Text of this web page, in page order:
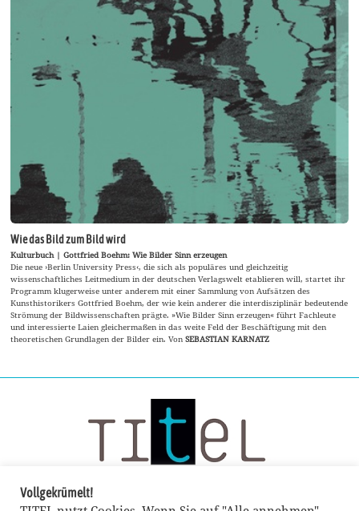
Wie das Bild zum Bild wird
Kulturbuch | Gottfried Boehm: Wie Bilder Sinn erzeugen
Die neue ›Berlin University Press‹, die sich als populäres und gleichzeitig
wissenschaftliches Leitmedium in der deutschen Verlagswelt etablieren will, startet ihr
Programm klugerweise unter anderem mit einer Sammlung von Aufsätzen des
Kunsthistorikers Gottfried Boehm, der wie kein anderer die interdisziplinär bedeutende
Strömung der Bildwissenschaften prägte. »Wie Bilder Sinn erzeugen« führt Fachleute
und interessierte Laien gleichermaßen in das weite Feld der Beschäftigung mit den
theoretischen Grundlagen der Bilder ein. VonSEBASTIAN KARNATZ
Vollgekrümelt!